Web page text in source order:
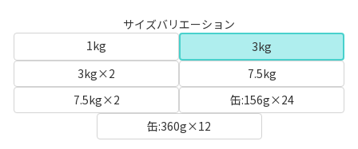
サイズバリエーション
1kg
3kg
3kg×2
7.5kg
7.5kg×2
缶:156g×24
缶:360g×12